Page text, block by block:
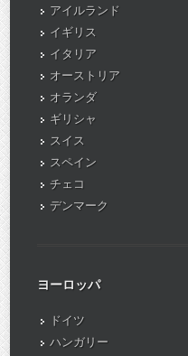
アイルランド
イギリス
イタリア
オーストリア
オランダ
ギリシャ
スイス
スペイン
チェコ
デンマーク
ヨーロッパ
ドイツ
ハンガリー